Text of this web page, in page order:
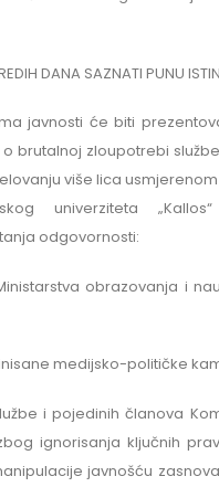
DANA SAZNATI PUNU
javnosti će biti
brutalnoj zloupotrebi
više lica
univerziteta
odgovornosti:
obrazovanja i
medijsko-političke
i pojedinih članova
ignorisanja ključnih
javnošću